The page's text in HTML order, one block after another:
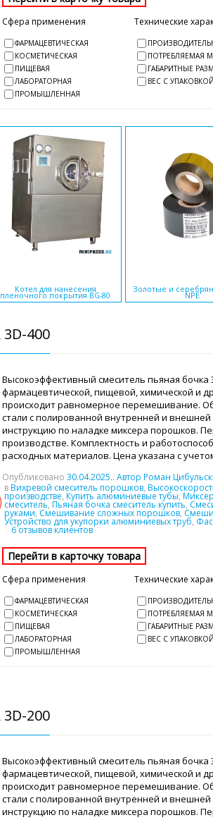
Сфера применения
ФАРМАЦЕВТИЧЕСКАЯ
КОСМЕТИЧЕСКАЯ
ПИЩЕВАЯ
ЛАБОРАТОРНАЯ
ПРОМЫШЛЕННАЯ
Технические
ПОТРЕБЛЯЕМАЯ
ГАБАРИТНЫЕ
ВЕС С УПАКОВКОЙ
Котел для нанесения
пленочного покрытия BG-80
Золотые и
NPE
400
Высокоэффективный смеситель пьяная
фармацевтической, пищевой, химической и
происходит равномерное перемешивание.
стали с полированной внутренней и
инструкцию по наладке миксера порошков.
производстве. Комплектность и
расходных материалов. Цена указана с
Опубликовано 30.04.2025.. Автор Роман
вВихревой смеситель порошков,
производстве, Купить алюминиевые тубы,
смеситель, Пьяная бочка смеситель купить,
руками, Смешивание сложных порошков,
Устройство для укупорки алюминиевых труб,
6 отзывов клиентов
Сфера применения
ФАРМАЦЕВТИЧЕСКАЯ
КОСМЕТИЧЕСКАЯ
ПИЩЕВАЯ
ЛАБОРАТОРНАЯ
ПРОМЫШЛЕННАЯ
Технические
ПОТРЕБЛЯЕМАЯ
ГАБАРИТНЫЕ
ВЕС С УПАКОВКОЙ
200
Высокоэффективный смеситель пьяная
фармацевтической, пищевой, химической и
происходит равномерное перемешивание.
стали с полированной внутренней и
инструкцию по наладке миксера порошков.